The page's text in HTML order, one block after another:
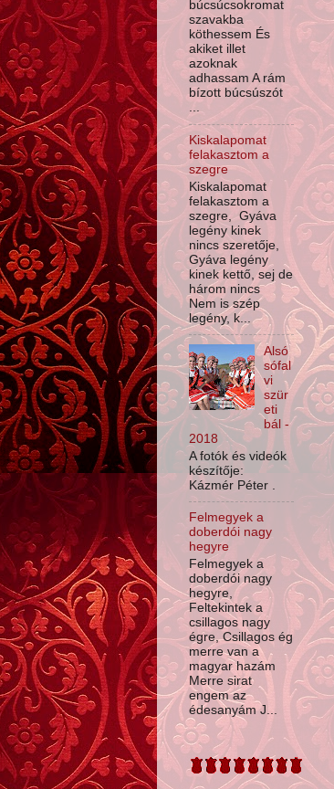
búcsúcsokromat
szavakba
köthessem És
akiket illet
azoknak
adhassam A rám
bízott búcsúszót
...
Kiskalapomat
felakasztom a
szegre
Kiskalapomat
felakasztom a
szegre, Gyáva
legény kinek
nincs szeretője,
Gyáva legény
kinek kettő, sej de
három nincs
Nem is szép
legény, k...
Alsó
sófal
vi
szür
eti
bál -
2018
A fotók és videók
készítője:
Kázmér Péter .
Felmegyek a
doberdói nagy
hegyre
Felmegyek a
doberdói nagy
hegyre,
Feltekintek a
csillagos nagy
égre, Csillagos ég
merre van a
magyar hazám
Merre sirat
engem az
édesanyám J...